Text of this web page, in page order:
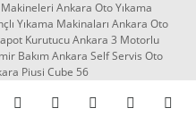
Ankara Oto Yıkama
Yıkama Makinaları Ankara Oto
Kurutucu Ankara 3 Motorlu
Bakım Ankara Self Servis Oto
Piusi Cube 56